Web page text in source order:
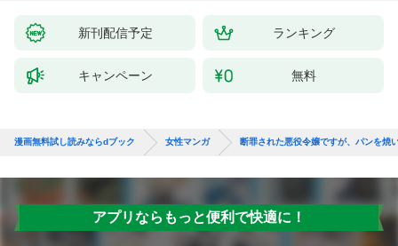
新刊配信予定 ランキング
キャンペーン 無料
漫画無料試し読みならdブック 女性マンガ 断罪された悪役令嬢ですが、パンを焼
アプリならもっと便利で快適に！